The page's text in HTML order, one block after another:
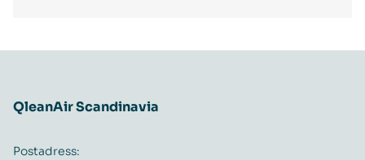
QleanAir Scandinavia
Postadress: